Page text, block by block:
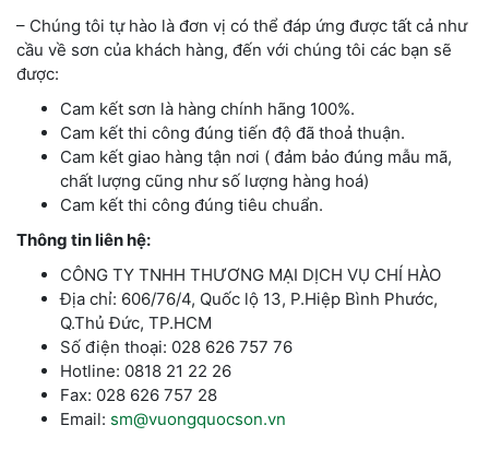
– Chúng tôi tự hào là đơn vị có thể đáp ứng được tất cả như
cầu về sơn của khách hàng, đến với chúng tôi các bạn sẽ
được:
Cam kết sơn là hàng chính hãng 100%.
Cam kết thi công đúng tiến độ đã thoả thuận.
Cam kết giao hàng tận nơi ( đảm bảo đúng mẫu mã,
chất lượng cũng như số lượng hàng hoá)
Cam kết thi công đúng tiêu chuẩn.
Thông tin liên hệ:
CÔNG TY TNHH THƯƠNG MẠI DỊCH VỤ CHÍ HÀO
Địa chỉ: 606/76/4, Quốc lộ 13, P.Hiệp Bình Phước,
Q.Thủ Đức, TP.HCM
Số điện thoại: 028 626 757 76
Hotline: 0818 21 22 26
Fax: 028 626 757 28
Email: sm@vuongquocson.vn